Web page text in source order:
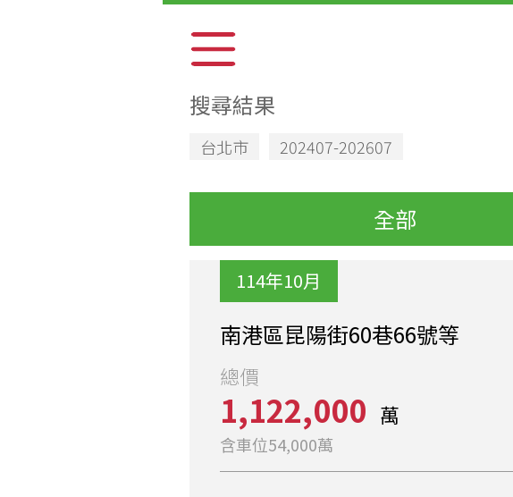
搜尋結果
台北市 202407-202607
全部
114年10月
南港區昆陽街60巷66號等
總價
1,122,000 萬
含車位54,000萬